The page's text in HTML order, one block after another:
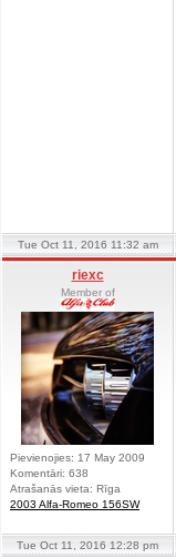
Tue Oct 11, 2016 11:32 am
riexc
Member of
Pievienojies: 17 May 2009
Komentāri: 638
Atrašanās vieta: Rīga
2003 Alfa-Romeo 156SW
Tue Oct 11, 2016 12:28 pm